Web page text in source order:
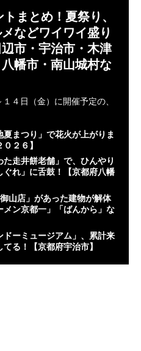
まとめ！夏祭り、
などワイワイ盛り
市・宇治市・木津
幡市・南山城村な
４日（金）に開催予定の、
まつり」で花火が上がりま
２６】
走井餅老舗」で、ひんやり
れ」に舌鼓！【京都府八幡
山店」があった建物が解体
ン京都一」「ばんから」な
ーミュージアム」、累計来
る！【京都府宇治市】